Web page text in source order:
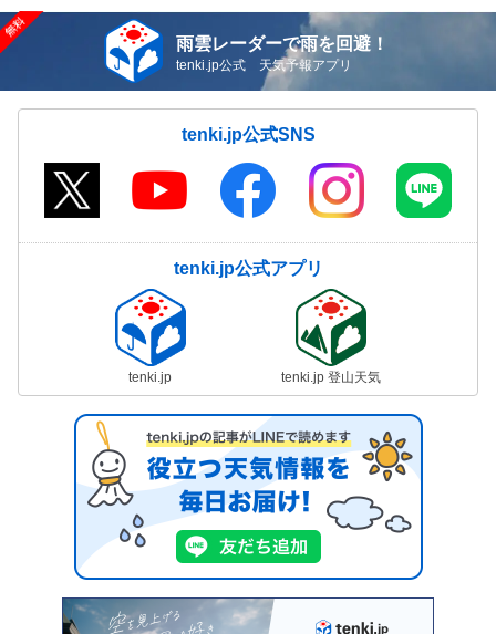
雨雲レーダーで雨を回避！
tenki.jp公式 天気予報アプリ
tenki.jp公式SNS
tenki.jp公式アプリ
tenki.jp tenki.jp 登山天気